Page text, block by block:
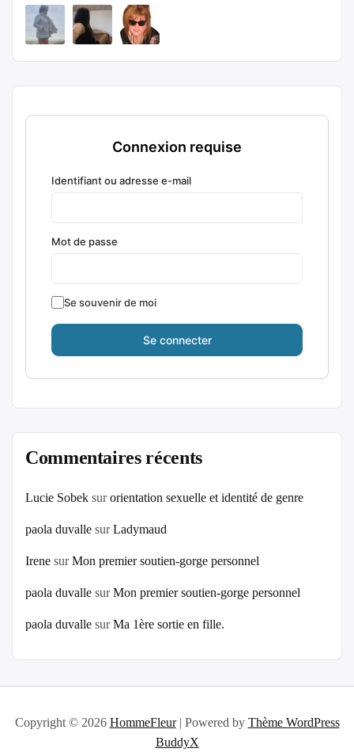
Connexion requise
Identifiant ou adresse e-mail
Mot de passe
Se souvenir de moi
Commentaires récents
Lucie Sobek surorientation sexuelle et identité de genre
paola duvalle surLadymaud
Irene surMon premier soutien-gorge personnel
paola duvalle surMon premier soutien-gorge personnel
paola duvalle surMa 1ère sortie en fille.
Copyright © 2026 HommeFleur| Powered by Thème WordPress
BuddyX